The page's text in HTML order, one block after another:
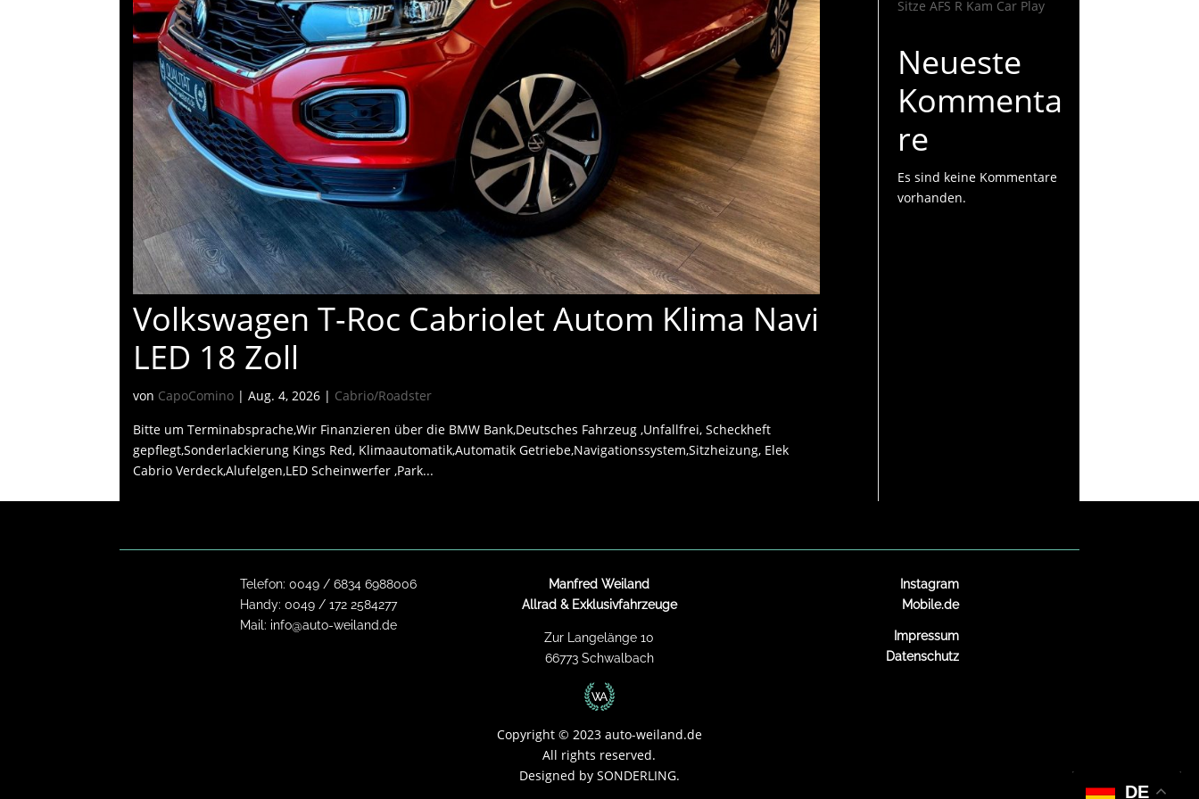
Volkswagen T-Roc Cabriolet Autom Klima Navi
LED 18 Zoll
von CapoComino |Aug. 4, 2026 | Cabrio/Roadster
Bitte um Terminabsprache,Wir Finanzieren über die BMW Bank,Deutsches Fahrzeug ,Unfallfrei, Scheckheft
gepflegt,Sonderlackierung Kings Red, Klimaautomatik,Automatik Getriebe,Navigationssystem,Sitzheizung, Elek
Cabrio Verdeck,Alufelgen,LED Scheinwerfer ,Park...
Sitze AFS R Kam Car Play
Neueste
Kommenta
re
Es sind keine Kommentare
vorhanden.
Telefon: 0049 / 6834 6988006
Handy: 0049 / 172 2584277
Mail: info@auto-weiland.de
Manfred Weiland
Allrad & Exklusivfahrzeuge
Zur Langelänge 10
66773 Schwalbach
Copyright © 2023 auto-weiland.de
All rights reserved.
Designed by SONDERLING.
Instagram
Mobile.de
Impressum
Datenschutz
DE